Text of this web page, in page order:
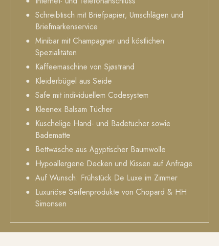
Schreibtisch mit Briefpapier, Umschlägen und
Briefmarkenservice
Minibar mit Champagner und köstlichen
Spezialitäten
Kaffeemaschine von Sjøstrand
Kleiderbügel aus Seide
Safe mit individuellem Codesystem
Kleenex Balsam Tücher
Kuschelige Hand- und Badetücher sowie
Badematte
Bettwäsche aus Ägyptischer Baumwolle
Hypoallergene Decken und Kissen auf Anfrage
Auf Wunsch: Frühstück De Luxe im Zimmer
Luxuriöse Seifenprodukte von Chopard & HH
Simonsen